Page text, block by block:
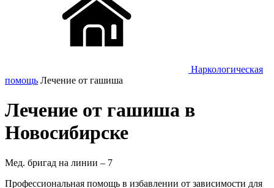
Наркологическая
помощь Лечение от гашиша
Лечение от гашиша в
Новосибирске
Мед. бригад на линии – 7
Профессиональная помощь в избавлении от зависимости для